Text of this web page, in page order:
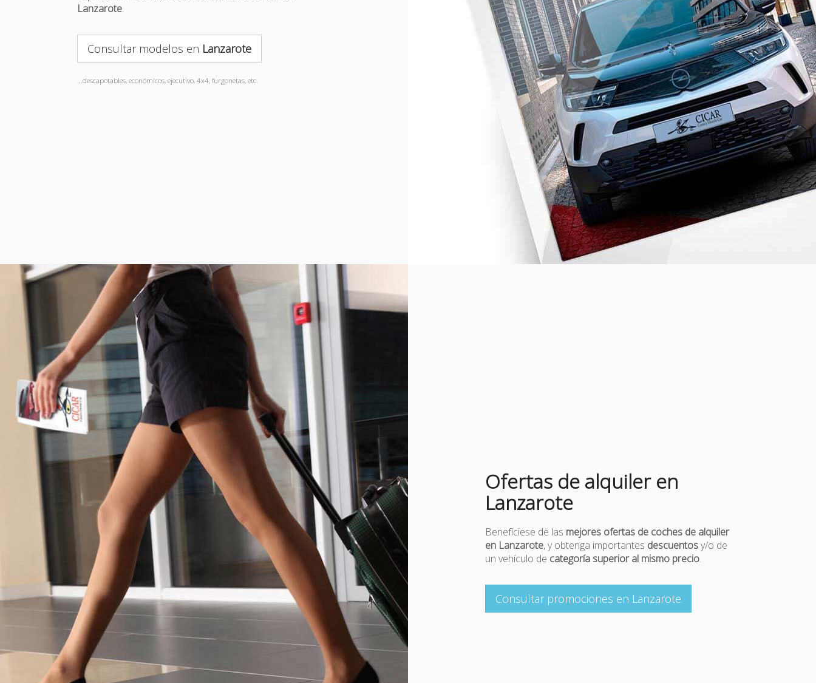
Lanzarote.
Consultar modelos en Lanzarote
...descapotables, económicos, ejecutivo, 4x4, furgonetas, etc.
Ofertas de alquiler en
Lanzarote
Benefíciese de las mejores ofertas de coches de alquiler
en Lanzarote, y obtenga importantes descuentosy/o de
un vehículo de categoría superior al mismo precio.
Consultar promociones en Lanzarote